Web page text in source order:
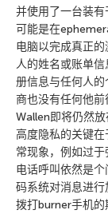
并使用了一台装
可能是在
电脑以完成真正
人的姓名或账单
册信息与任何人
商也没有任何他前
Wallen即将仍然
高度隐私的关键
常现象，例如过
电话呼叫依然是
码系统对消息进
拨打burner手机的